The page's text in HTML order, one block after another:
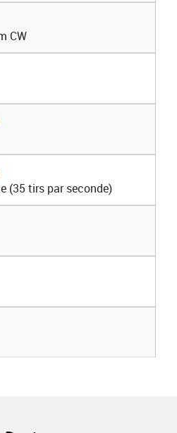
CW
(35 tirs par seconde)